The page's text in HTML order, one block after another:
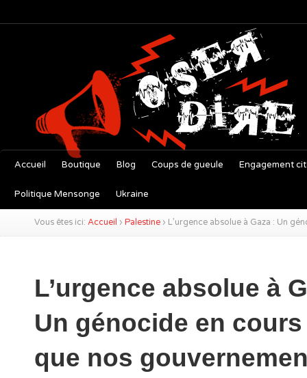
Accueil Boutique Blog Coups de gueule Engagement
Politique Mensonge Ukraine
Vous êtes ici: Accueil › Palestine › L’urgence absolue à Gaza : Un
L’urgence absolue à
Un génocide en
que nos